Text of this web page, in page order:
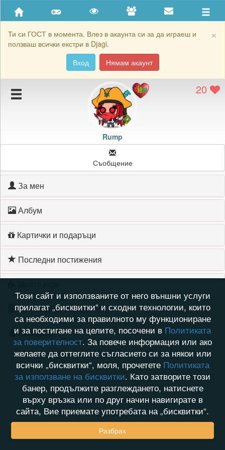
×
Ти си ГОСТ в момента. Влез в акаунта си за да играеш и
ползваш всички екстри в Djagi.
Вход
Нямам акаунт
Приятели
Хронология на игри
Подаръците на Rump 20
Rump
Съобщение
За мен
Албум
Картички и подаръци
Последни постижения
Хронология на игри
Активност
Този сайт и използваните от него външни услуги
прилагат „бисквитки“ и сходни технологии, които
са необходими за правилното му функциониране
и за постигане на целите, посочени в Политиката
за поверителност. За повече информация или ако
желаете да оттеглите съгласието си за някои или
всички „бисквитки“, моля, прочетете Политиката
за използване на бисквитки. Като затворите този
банер, продължите разглеждането, натиснете
върху връзка или по друг начин навигирате в
сайта, Вие приемате употребата на „бисквитки“.
Разбрах